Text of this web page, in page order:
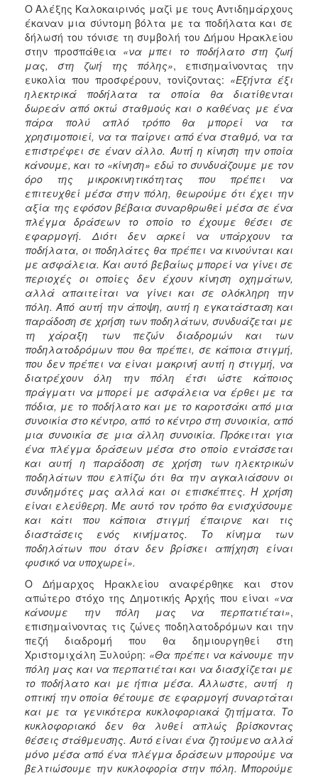
Ο Αλέξης Καλοκαιρινός μαζί με τους Αντιδημάρχους
έκαναν μια σύντομη βόλτα με τα ποδήλατα και σε
δήλωσή του τόνισε τη συμβολή του Δήμου Ηρακλείου
στην προσπάθεια «να μπει το ποδήλατο στη ζωή
μας, στη ζωή της πόλης», επισημαίνοντας την
ευκολία που προσφέρουν, τονίζοντας: «Εξήντα έξι
ηλεκτρικά ποδήλατα τα οποία θα διατίθενται
δωρεάν από οκτώ σταθμούς και ο καθένας με ένα
πάρα πολύ απλό τρόπο θα μπορεί να τα
χρησιμοποιεί, να τα παίρνει από ένα σταθμό, να τα
επιστρέφει σε έναν άλλο. Αυτή η κίνηση την οποία
κάνουμε, και το «κίνηση» εδώ το συνδυάζουμε με τον
όρο της μικροκινητικότητας που πρέπει να
επιτευχθεί μέσα στην πόλη, θεωρούμε ότι έχει την
αξία της εφόσον βέβαια συναρθρωθεί μέσα σε ένα
πλέγμα δράσεων το οποίο το έχουμε θέσει σε
εφαρμογή. Διότι δεν αρκεί να υπάρχουν τα
ποδήλατα, οι ποδηλάτες θα πρέπει να κινούνται και
με ασφάλεια. Και αυτό βεβαίως μπορεί να γίνει σε
περιοχές οι οποίες δεν έχουν κίνηση οχημάτων,
αλλά απαιτείται να γίνει και σε ολόκληρη την
πόλη. Από αυτή την άποψη, αυτή η εγκατάσταση και
παράδοση σε χρήση των ποδηλάτων, συνδυάζεται με
τη χάραξη των πεζών διαδρομών και των
ποδηλατοδρόμων που θα πρέπει, σε κάποια στιγμή,
που δεν πρέπει να είναι μακρινή αυτή η στιγμή, να
διατρέχουν όλη την πόλη έτσι ώστε κάποιος
πράγματι να μπορεί με ασφάλεια να έρθει με τα
πόδια, με το ποδήλατο και με το καροτσάκι από μια
συνοικία στο κέντρο, από το κέντρο στη συνοικία, από
μια συνοικία σε μια άλλη συνοικία. Πρόκειται για
ένα πλέγμα δράσεων μέσα στο οποίο εντάσσεται
και αυτή η παράδοση σε χρήση των ηλεκτρικών
ποδηλάτων που ελπίζω ότι θα την αγκαλιάσουν οι
συνδημότες μας αλλά και οι επισκέπτες. Η χρήση
είναι ελεύθερη. Με αυτό τον τρόπο θα ενισχύσουμε
και κάτι που κάποια στιγμή έπαιρνε και τις
διαστάσεις ενός κινήματος. Το κίνημα των
ποδηλάτων που όταν δεν βρίσκει απήχηση είναι
φυσικό να υποχωρεί».
Ο Δήμαρχος Ηρακλείου αναφέρθηκε και στον
απώτερο στόχο της Δημοτικής Αρχής που είναι «να
κάνουμε την πόλη μας να περπατιέται»,
επισημαίνοντας τις ζώνες ποδηλατοδρόμων και την
πεζή διαδρομή που θα δημιουργηθεί στη
Χριστομιχάλη Ξυλούρη: «Θα πρέπει να κάνουμε την
πόλη μας και να περπατιέται και να διασχίζεται με
το ποδήλατο και με ήπια μέσα. Άλλωστε, αυτή η
οπτική την οποία θέτουμε σε εφαρμογή συναρτάται
και με τα γενικότερα κυκλοφοριακά ζητήματα. Το
κυκλοφοριακό δεν θα λυθεί απλώς βρίσκοντας
θέσεις στάθμευσης. Αυτό είναι ένα ζητούμενο αλλά
μόνο μέσα από ένα πλέγμα δράσεων μπορούμε να
βελτιώσουμε την κυκλοφορία στην πόλη. Μπορούμε